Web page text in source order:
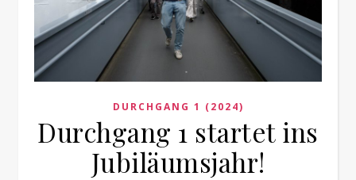
DURCHGANG 1 (2024)
Durchgang 1 startet ins
Jubiläumsjahr!